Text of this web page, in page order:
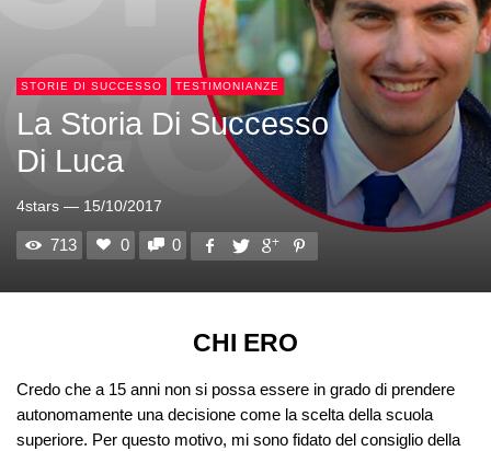
STORIE DI SUCCESSO TESTIMONIANZE
La Storia Di Successo
Di Luca
4stars — 15/10/2017
713 0 0
CHI ERO
Credo che a 15 anni non si possa essere in grado di prendere
autonomamente una decisione come la scelta della scuola
superiore. Per questo motivo, mi sono fidato del consiglio della